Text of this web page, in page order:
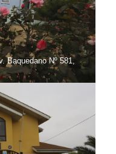
Baquedano Nº 581,